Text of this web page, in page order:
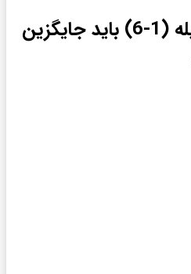
بازی فکری: کدام تیله (1-6) باید جایگزین